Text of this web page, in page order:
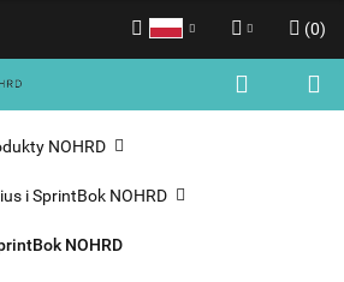
Zaloguj się
Zgody cookies
(0)
NOHRD
i SprintBok NOHRD
NOHRD